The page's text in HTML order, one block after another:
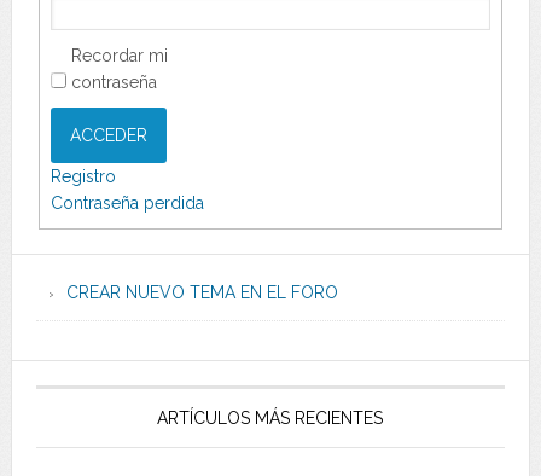
Recordar mi
contraseña
ACCEDER
Registro
Contraseña perdida
CREAR NUEVO TEMA EN EL FORO
ARTÍCULOS MÁS RECIENTES